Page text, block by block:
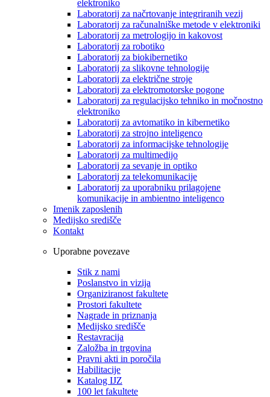
elektroniko
Laboratorij za načrtovanje integriranih vezij
Laboratorij za računalniške metode v elektroniki
Laboratorij za metrologijo in kakovost
Laboratorij za robotiko
Laboratorij za biokibernetiko
Laboratorij za slikovne tehnologije
Laboratorij za električne stroje
Laboratorij za elektromotorske pogone
Laboratorij za regulacijsko tehniko in močnostno
elektroniko
Laboratorij za avtomatiko in kibernetiko
Laboratorij za strojno inteligenco
Laboratorij za informacijske tehnologije
Laboratorij za multimedijo
Laboratorij za sevanje in optiko
Laboratorij za telekomunikacije
Laboratorij za uporabniku prilagojene
komunikacije in ambientno inteligenco
Imenik zaposlenih
Medijsko središče
Kontakt
Uporabne povezave
Stik z nami
Poslanstvo in vizija
Organiziranost fakultete
Prostori fakultete
Nagrade in priznanja
Medijsko središče
Restavracija
Založba in trgovina
Pravni akti in poročila
Habilitacije
Katalog IJZ
100 let fakultete